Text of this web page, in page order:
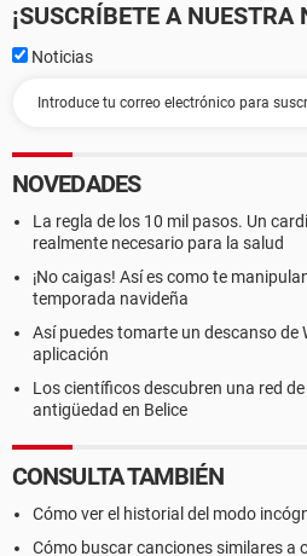
¡SUSCRÍBETE A NUESTRA
Noticias
NOVEDADES
La regla de los 10 mil pasos. Un
realmente necesario para la salud
¡No caigas! Así es como te
temporada navideña
Así puedes tomarte un descanso de
aplicación
Los científicos descubren una red
antigüedad en Belice
CONSULTA TAMBIÉN
Cómo ver el historial del modo
Cómo buscar canciones similares a